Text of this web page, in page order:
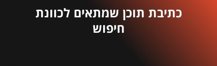
כתיבת תוכן שמתאים לכוונת
חיפוש